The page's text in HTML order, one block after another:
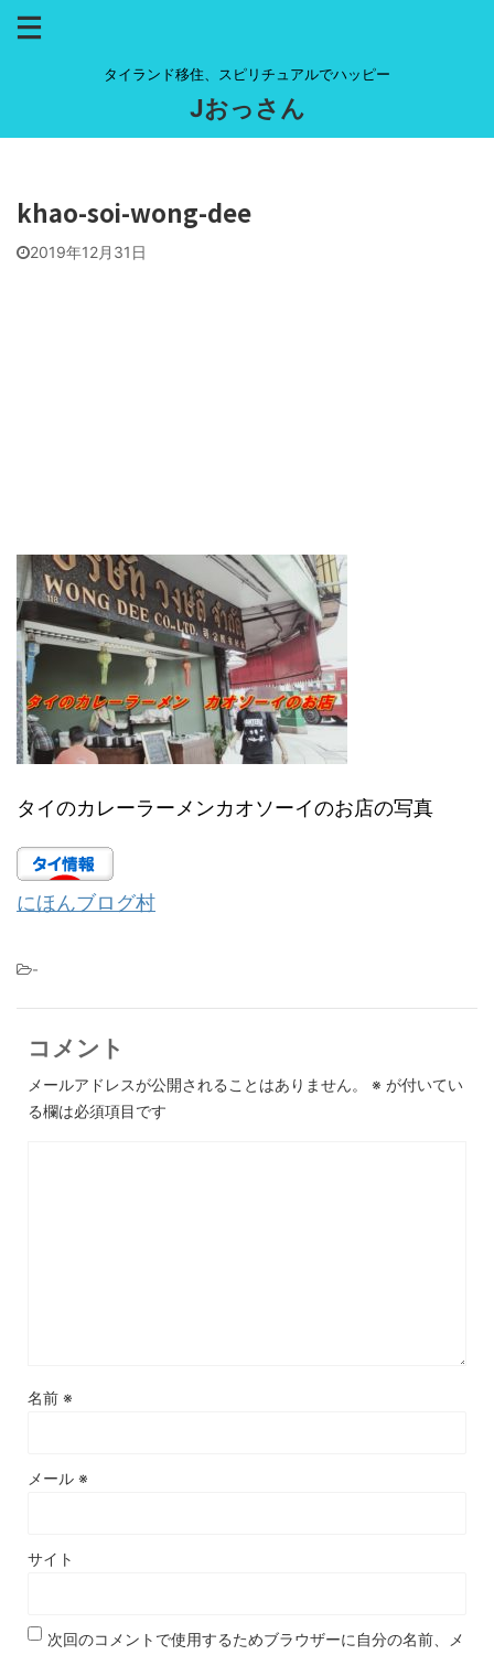
タイランド移住、スピリチュアルでハッピー
Jおっさん
khao-soi-wong-dee
2019年12月31日
タイのカレーラーメンカオソーイのお店の写真
にほんブログ村
-
コメント
メールアドレスが公開されることはありません。 ※ が付いてい
る欄は必須項目です
名前 ※
メール ※
サイト
次回のコメントで使用するためブラウザーに自分の名前、メ